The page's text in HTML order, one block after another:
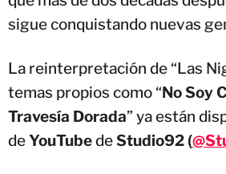
sigue conquistando nuevas
La reinterpretación de “Las
temas propios como “No Soy
Travesía Dorada” ya están
deYouTubedeStudio92 (